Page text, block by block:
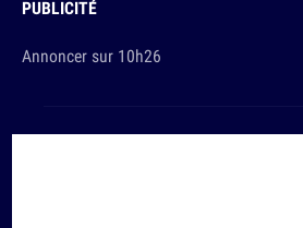
PUBLICITÉ
Annoncer sur 10h26